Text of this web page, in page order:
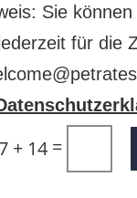
Sie
für die
7 + 14 =